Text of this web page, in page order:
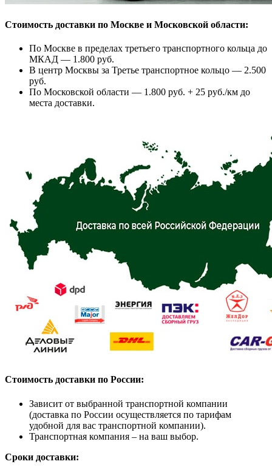
Стоимость доставки по Москве и Московской области:
По Москве в пределах третьего транспортного кольца до
МКАД — 1.800 руб.
В центр Москвы за Третье транспортное кольцо — 2.500
руб.
По Московской области — 1.800 руб. + 25 руб./км до
места доставки.
Стоимость доставки по России:
Зависит от выбранной транспортной компании
(доставка по России осуществляется по тарифам
удобной для вас транспортной компании).
Транспортная компания – на ваш выбор.
Сроки доставки: